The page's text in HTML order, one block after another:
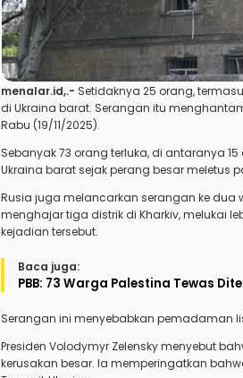
menalar.id,.- Setidaknya 25 orang,
di Ukraina barat. Serangan itu
Rabu (19/11/2025).
Sebanyak 73 orang terluka, di antaranya
Ukraina barat sejak perang besar meletus
Rusia juga melancarkan serangan ke dua
menghajar tiga distrik di Kharkiv, melukai
kejadian tersebut.
Baca juga:
PBB: 73 Warga Palestina Tewas
Serangan ini menyebabkan pemadaman
Presiden Volodymyr Zelensky menyebut
kerusakan besar. Ia memperingatkan